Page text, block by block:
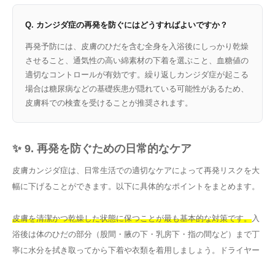
Q. カンジダ症の再発を防ぐにはどうすればよいですか？
再発予防には、皮膚のひだを含む全身を入浴後にしっかり乾燥
させること、通気性の高い綿素材の下着を選ぶこと、血糖値の
適切なコントロールが有効です。繰り返しカンジダ症が起こる
場合は糖尿病などの基礎疾患が隠れている可能性があるため、
皮膚科での検査を受けることが推奨されます。
✨ 9. 再発を防ぐための日常的なケア
皮膚カンジダ症は、日常生活での適切なケアによって再発リスクを大
幅に下げることができます。以下に具体的なポイントをまとめます。
皮膚を清潔かつ乾燥した状態に保つことが最も基本的な対策です。 入
浴後は体のひだの部分（股間・腋の下・乳房下・指の間など）まで丁
寧に水分を拭き取ってから下着や衣類を着用しましょう。ドライヤー